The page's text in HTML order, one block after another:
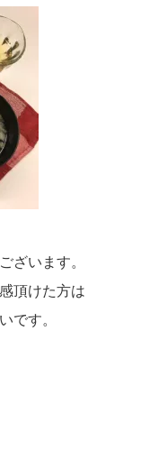
ざいます。
頂けた方は
です。